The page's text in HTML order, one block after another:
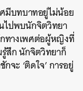
มีบทบาทอยู่ไม่น้อย
ไปพบนักจิตวิทยา
กทางเพศต่อผู้หญิงที่
รู้สึก นักจิตวิทยาก็
จะ ‘ติดใจ’ การอยู่